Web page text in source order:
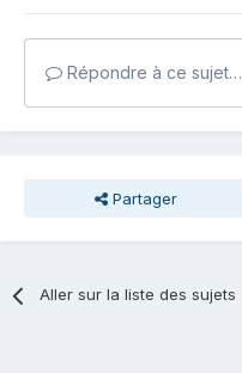
Répondre à ce sujet…
Partager
Aller sur la liste des sujets